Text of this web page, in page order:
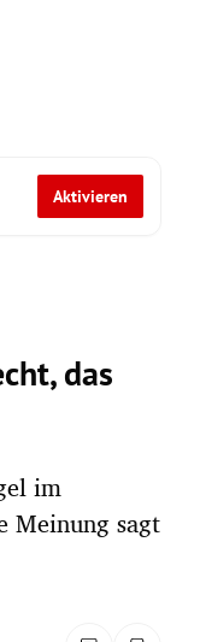
Aktivieren
das
im
Meinung sagt